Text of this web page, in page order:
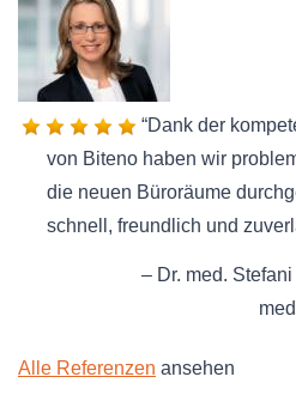
Dank der
von Biteno haben wir
die neuen Büroräume
schnell, freundlich und
Dr. med.
Alle Referenzen ansehen